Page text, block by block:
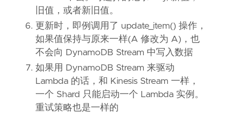
旧值，或者新旧值。
更新时，即例调用了 update_item() 操作，
如果值保持与原来一样(A 修改为 A)，也
不会向 DynamoDB Stream 中写入数据
如果用 DynamoDB Stream 来驱动
Lambda 的话，和 Kinesis Stream 一样，
一个 Shard 只能启动一个 Lambda 实例。
重试策略也是一样的